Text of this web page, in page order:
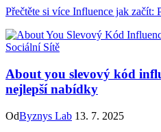
Přečtěte si více Influence jak začít:
Sociální Sítě
About you slevový kód
nejlepší nabídky
OdByznys Lab 13. 7. 2025